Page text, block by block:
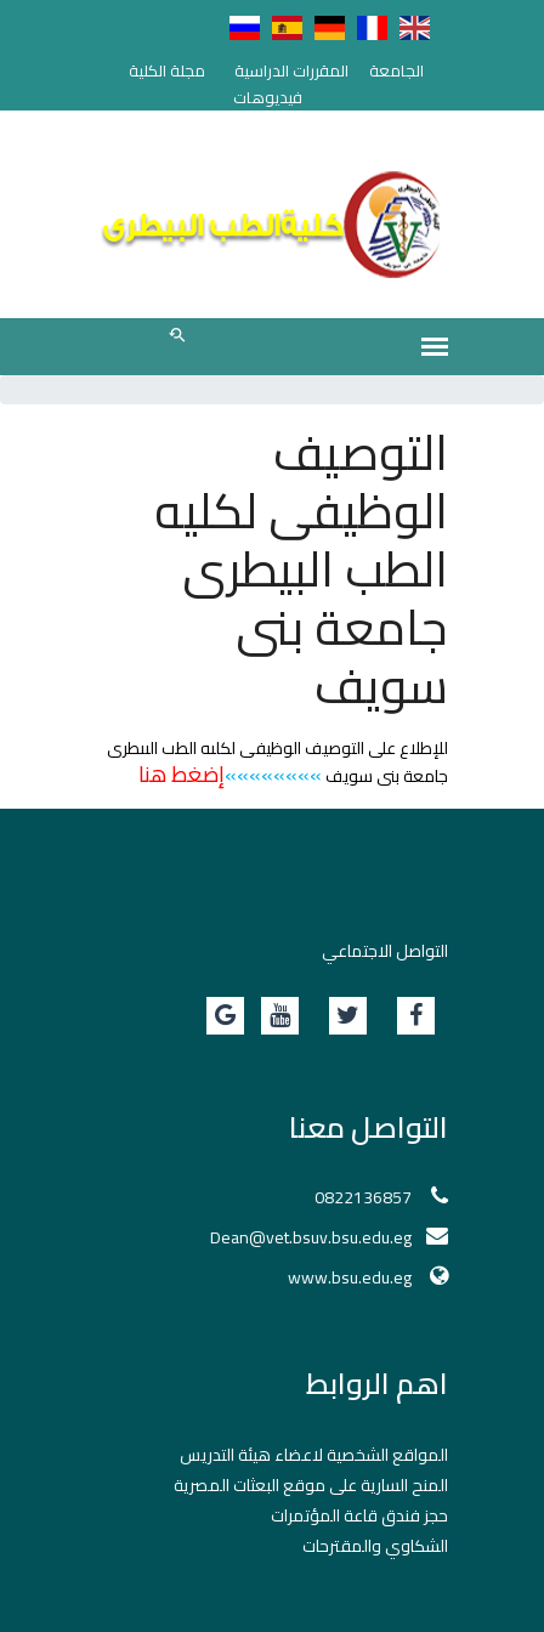
الجامعة المقررات الدراسية
مجلة الكلية
فيديوهات
التوصيف
الوظيفى لكليه
الطب البيطرى
جامعة بنى
سويف
للإطلاع على التوصيف الوظيفى لكليه الطب البيطرى
جامعة بنى سويف»»
»»»»»
»إضغط هنا
التواصل الاجتماعي
التواصل معنا
0822136857
Dean@vet.bsuv.bsu.edu.eg
www.bsu.edu.eg
اهم الروابط
المواقع الشخصية لاعضاء هيئة التدريس
المنح السارية على موقع البعثات المصرية
حجز فندق قاعة المؤتمرات
الشكاوي والمقترحات